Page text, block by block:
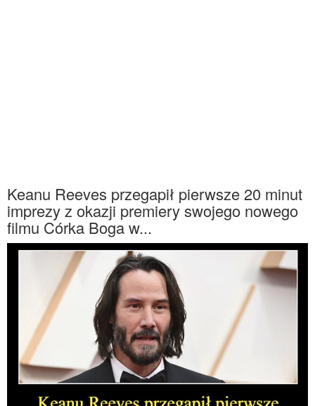
Keanu Reeves przegapił pierwsze 20 minut
imprezy z okazji premiery swojego nowego
filmu Córka Boga w...